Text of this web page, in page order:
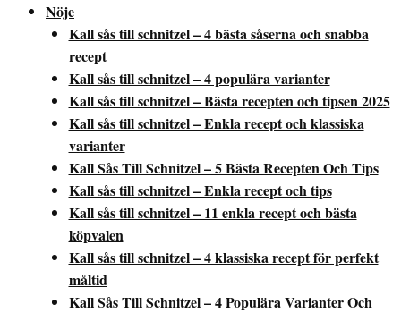
Nöje
Kall sås till schnitzel – 4 bästa såserna och snabba
recept
Kall sås till schnitzel – 4 populära varianter
Kall sås till schnitzel – Bästa recepten och tipsen 2025
Kall sås till schnitzel – Enkla recept och klassiska
varianter
Kall Sås Till Schnitzel – 5 Bästa Recepten Och Tips
Kall sås till schnitzel – Enkla recept och tips
Kall sås till schnitzel – 11 enkla recept och bästa
köpvalen
Kall sås till schnitzel – 4 klassiska recept för perfekt
måltid
Kall Sås Till Schnitzel – 4 Populära Varianter Och